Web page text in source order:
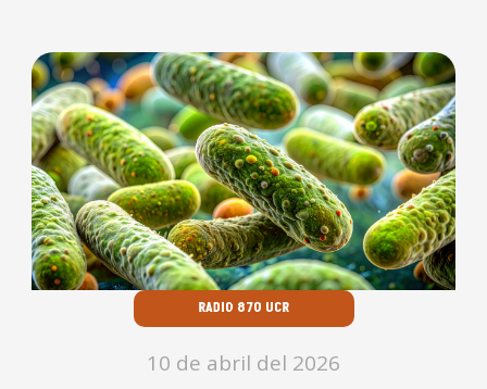
RADIO 870 UCR
10 de abril del 2026